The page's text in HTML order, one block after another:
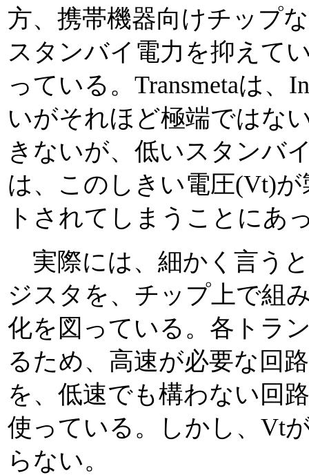
方、携帯機器向けチップ
スタンバイ電力を抑えて
っている。Transmetaは
いがそれほど極端ではな
きないが、低いスタンバ
は、このしきい電圧(Vt)
トされてしまうことにあ
実際には、細かく言う
ジスタを、チップ上で組
化を図っている。各トラ
るため、高速が必要な回
を、低速でも構わない回
使っている。しかし、Vt
らない。